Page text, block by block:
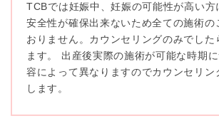
【定義】
本プライバシーポリシーにおいて「個人
存する個人に関する情報であって、当該
氏名、生年月日その他の記述等により特
できるもの又は個人識別符号（個人情報
令に準じます。）が含まれるものをいい
収集した患者様に関する情報には、単独
TCBでは妊娠中、妊娠の可能性が高い方
安全性が確保出来ないため全ての施術の
おりません。カウンセリングのみでした
ます。 出産後実際の施術が可能な時期
容によって異なりますのでカウンセリン
します。